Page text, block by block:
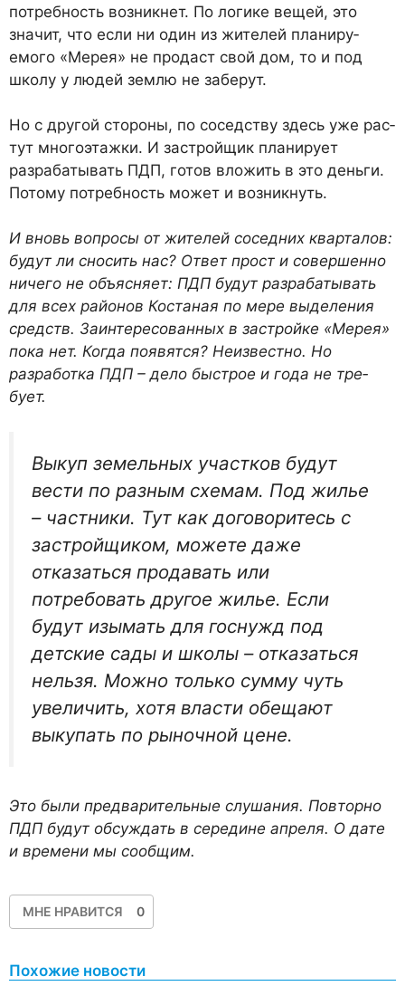
потребность воз­никнет. По логике вещей, это
значит, что если ни один из жителей планиру­
емого «Мерея» не продаст свой дом, то и под
школу у людей землю не заберут.
Но с другой стороны, по соседству здесь уже рас­
тут многоэтажки. И застрой­щик планирует
разрабаты­вать ПДП, готов вложить в это деньги.
Потому потребность может и возникнуть.
И вновь вопросы от жите­лей соседних кварталов:
будут ли сносить нас? От­вет прост и совершенно
ни­чего не объясняет: ПДП бу­дут разрабатывать
для всех районов Костаная по мере выделения
средств. Заинтересованных в за­стройке «Мерея»
пока нет. Когда появятся? Неизвест­но. Но
разработка ПДП – дело быстрое и года не тре­
бует.
Выкуп земельных участков будут
вести по разным схемам. Под жилье
– частники. Тут как договоритесь с
застройщиком, можете даже
отказаться продавать или
потребовать другое жилье. Если
будут изымать для госнужд под
детские сады и школы – отказаться
нельзя. Можно только сумму чуть
увели­чить, хотя власти обещают
выкупать по рыночной цене.
Это были предваритель­ные слушания. Повторно
ПДП будут обсуждать в середине апреля. О дате
и времени мы сообщим.
МНЕ НРАВИТСЯ 0
Похожие новости